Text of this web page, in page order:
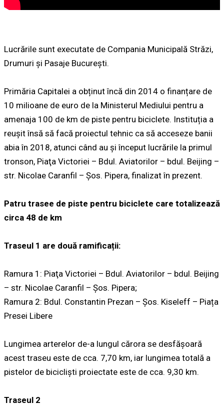
Lucrările sunt executate de Compania Municipală Străzi,
Drumuri și Pasaje București.
Primăria Capitalei a obținut încă din 2014 o finanțare de
10 milioane de euro de la Ministerul Mediului pentru a
amenaja 100 de km de piste pentru biciclete. Instituția a
reușit însă să facă proiectul tehnic ca să acceseze banii
abia în 2018, atunci când au și început lucrările la primul
tronson, Piaţa Victoriei – Bdul. Aviatorilor – bdul. Beijing –
str. Nicolae Caranfil – Șos. Pipera, finalizat în prezent.
Patru trasee de piste pentru biciclete care totalizează
circa 48 de km
Traseul 1 are două ramificații:
Ramura 1: Piaţa Victoriei – Bdul. Aviatorilor – bdul. Beijing
– str. Nicolae Caranfil – Șos. Pipera;
Ramura 2: Bdul. Constantin Prezan – Șos. Kiseleff – Piața
Presei Libere
Lungimea arterelor de-a lungul cărora se desfășoară
acest traseu este de cca. 7,70 km, iar lungimea totală a
pistelor de bicicliști proiectate este de cca. 9,30 km.
Traseul 2